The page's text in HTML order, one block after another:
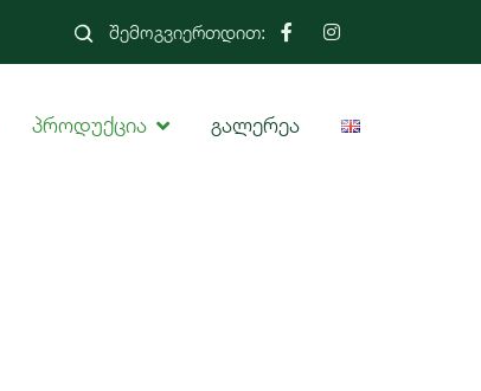
შემოგვიერთდით:
პროდუქცია გალერეა